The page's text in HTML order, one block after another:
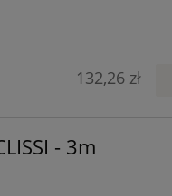
132,26 zł
- 3m